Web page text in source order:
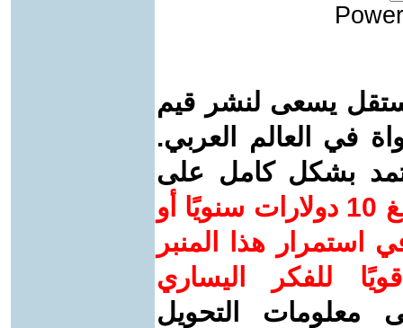
يسعى لنشر قيم
في العالم العربي.
بشكل كامل على
ساهم/ي معنا! بدعمكم بمبلغ 10 دولارات سنويًا أو
استمرار هذا المنبر
للفكر اليساري
معلومات التحويل